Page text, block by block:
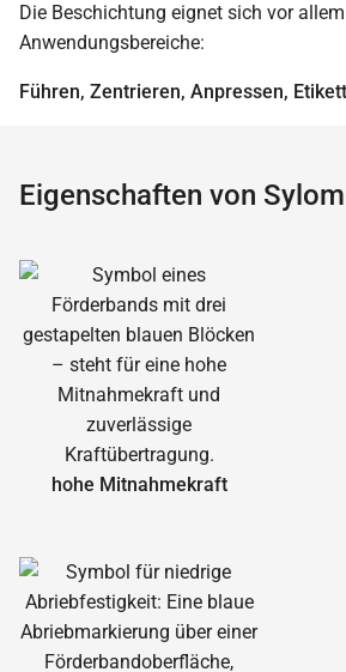
Die Beschichtung eignet sich vor
Anwendungsbereiche:
Führen, Zentrieren, Anpressen,
Eigenschaften von
hohe Mitnahmekraft